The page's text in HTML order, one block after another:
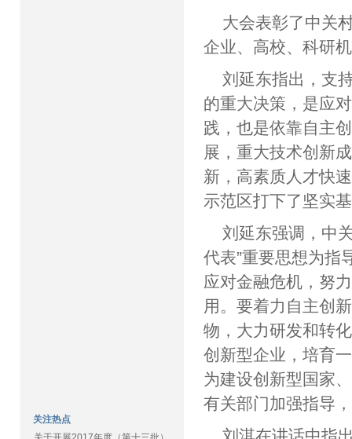
关注热点
大会表彰了中关
企业、高校、科研
刘延东指出，支
的重大决策，是应
践，也是依靠自主
展，重大技术创新
新，高素质人才快
示范区打下了坚实
刘延东强调，中
代表”重要思想为指
应对金融危机，努
用。要着力自主创
物，大力研发和转
创新型企业，培育
为建设创新型国家
有关部门加强指导